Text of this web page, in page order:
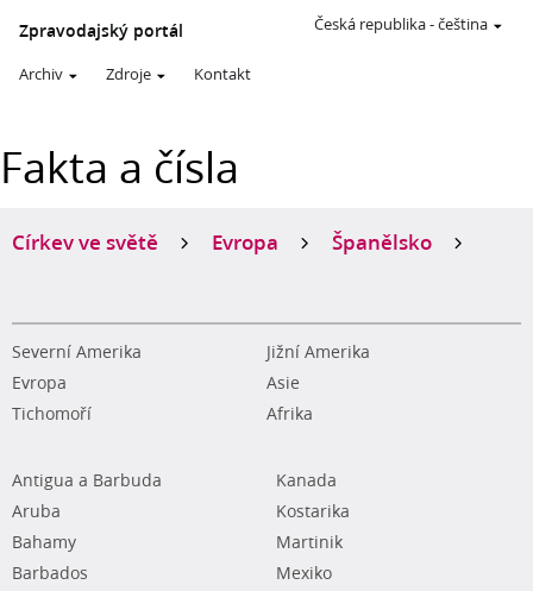
Zpravodajský portál
Archiv Zdroje Kontakt
Česká republika-čeština
Fakta a čísla
Církev ve světě Evropa Španělsko
Severní Amerika
Jižní Amerika
Evropa
Asie
Tichomoří
Afrika
Antigua a Barbuda
Aruba
Bahamy
Barbados
Kanada
Kostarika
Martinik
Mexiko